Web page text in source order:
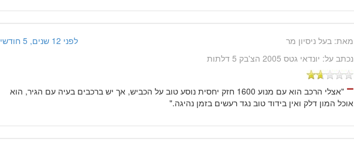
מאת:בעל ניסיון מר
לפני 12 שנים, 5 חודשים
נכתב על: יונדאי גטס 2005 הצ'בק 5 דלתות
"אצלי הרכב הוא עם מנוע 1600 חזק יחסית נוסע טוב על הכביש, אך יש ברכבים בעיה עם הגיר, הוא
אוכל המון דלק ואין בידוד טוב נגד רעשים בזמן נהיגה."